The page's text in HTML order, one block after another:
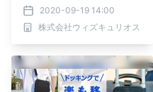
をもっと楽にする」バッグ
がMakuakeにて先行予約
受付中！！
2020-09-19 14:00
株式会社ウィズキュリオス